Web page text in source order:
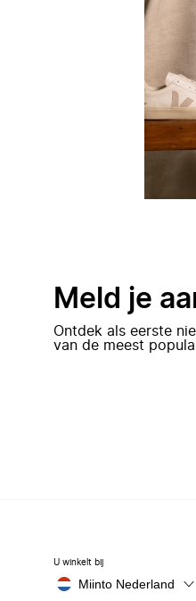
Meld je
Ontdek als eerste
van de meest
U winkelt bij
Miinto Nederland